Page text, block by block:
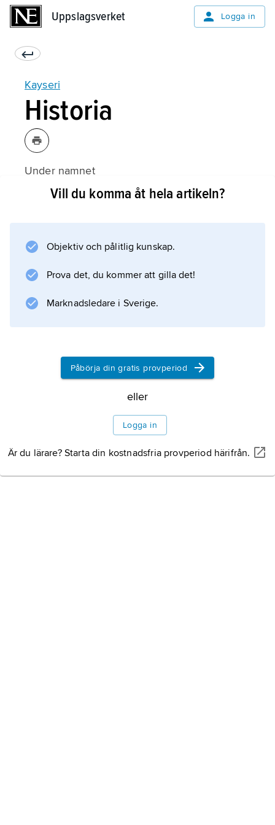
Uppslagsverket Logga in
Kayseri
Historia
Under namnet
Mazaka
och från ca 10 f.Kr.
Caesarea
provinsen Cappadocia 17 e.Kr., och ombyggd
Information om artikeln
Vill du komma åt hela artikeln?
Objektiv och pålitlig kunskap.
Prova det, du kommer att gilla det!
Marknadsledare i Sverige.
Påbörja din gratis provperiod
eller
Logga in
Är du lärare? Starta din kostnadsfria provperiod härifrån.